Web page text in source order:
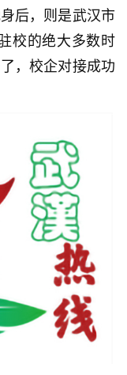
后，则是武汉市
校的绝大多数时
，校企对接成功